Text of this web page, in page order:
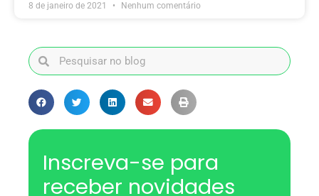
8 de janeiro de 2021 Nenhum comentário
Inscreva-se para
receber novidades